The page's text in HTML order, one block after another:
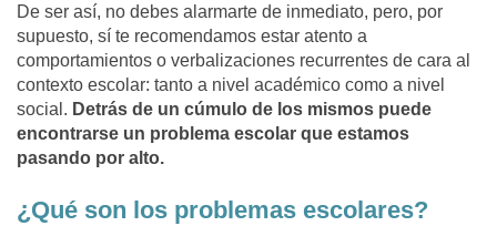
De ser así, no debes alarmarte de inmediato, pero, por
supuesto, sí te recomendamos estar atento a
comportamientos o verbalizaciones recurrentes de cara al
contexto escolar: tanto a nivel académico como a nivel
social. Detrás de un cúmulo de los mismos puede
encontrarse un problema escolar que estamos
pasando por alto.
¿Qué son los problemas escolares?